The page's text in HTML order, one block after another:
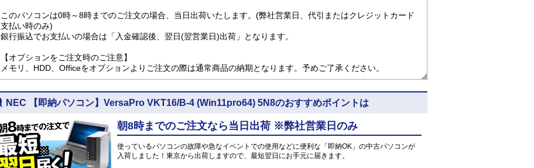
このパソコンは0時～8時までのご注文の場合、当日出荷いたします。(弊社営業日、代引またはクレジットカード
支払い時のみ)
銀行振込でお支払いの場合は「入金確認後、翌日(翌営業日)出荷」となります。
【オプションをご注文時のご注意】
メモリ、HDD、Officeをオプションよりご注文の際は通常商品の納期となります。予めご了承ください。
NEC 【即納パソコン】VersaPro VKT16/B-4 (Win11pro64) 5N8のおすすめポイントは
朝8時までのご注文なら当日出荷 ※弊社営業日のみ
使っているパソコンの故障や急なイベントでの使用などに便利な「即納OK」の中古パソコンが
入荷しました！東京から出荷しますので、最短翌日にお手元に届きます。